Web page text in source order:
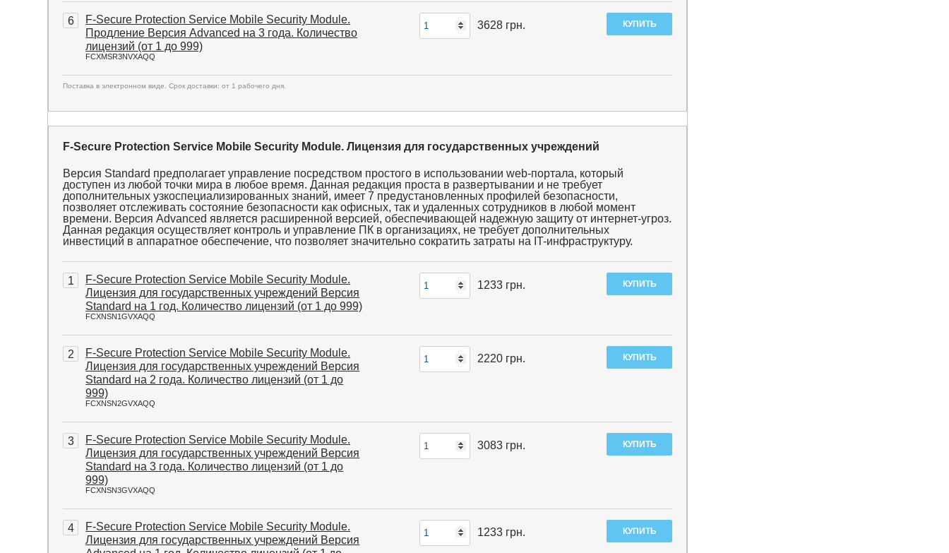
6
F-Secure Protection Service Mobile Security Module.
Продление Версия Advanced на 3 года. Количество
лицензий (от 1 до 999)
FCXMSR3NVXAQQ
3628грн.
Поставка в электронном виде. Срок доставки: от 1 рабочего дня.
F-Secure Protection Service Mobile Security Module. Лицензия для государственных учреждений
Версия Standard предполагает управление посредством простого в использовании web-портала, который
доступен из любой точки мира в любое время. Данная редакция проста в развертывании и не требует
дополнительных узкоспециализированных знаний, имеет 7 предустановленных профилей безопасности,
позволяет отслеживать состояние безопасности как офисных, так и удаленных сотрудников в любой момент
времени. Версия Advanced является расширенной версией, обеспечивающей надежную защиту от интернет-угроз.
Данная редакция осуществляет контроль и управление ПК в организациях, не требует дополнительных
инвестиций в аппаратное обеспечение, что позволяет значительно сократить затраты на IT-инфраструктуру.
1
F-Secure Protection Service Mobile Security Module.
Лицензия для государственных учреждений Версия
Standard на 1 год. Количество лицензий (от 1 до 999)
FCXNSN1GVXAQQ
1233грн.
2
F-Secure Protection Service Mobile Security Module.
Лицензия для государственных учреждений Версия
Standard на 2 года. Количество лицензий (от 1 до
999)
FCXNSN2GVXAQQ
2220грн.
3
F-Secure Protection Service Mobile Security Module.
Лицензия для государственных учреждений Версия
Standard на 3 года. Количество лицензий (от 1 до
999)
FCXNSN3GVXAQQ
3083грн.
4
F-Secure Protection Service Mobile Security Module.
Лицензия для государственных учреждений Версия
1233грн.